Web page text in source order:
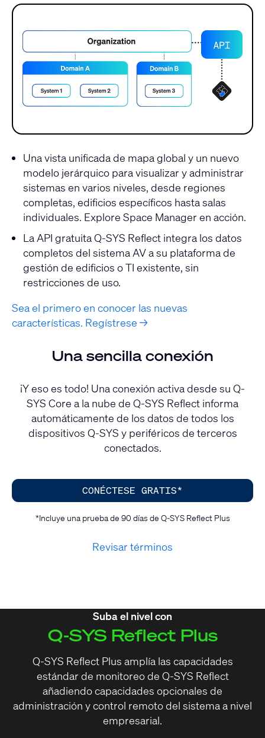
Una vista unificada de mapa global y un nuevo
modelo jerárquico para visualizar y administrar
sistemas en varios niveles, desde regiones
completas, edificios específicos hasta salas
individuales. Explore Space Manager en acción.
La API gratuita Q-SYS Reflect integra los datos
completos del sistema AV a su plataforma de
gestión de edificios o TI existente, sin
restricciones de uso.
Sea el primero en conocer las nuevas
características. Regístrese →
Una sencilla conexión
¡Y eso es todo! Una conexión activa desde su Q-
SYS Core a la nube de Q-SYS Reflect informa
automáticamente de los datos de todos los
dispositivos Q-SYS y periféricos de terceros
conectados.
CONÉCTESE GRATIS*
*Incluye una prueba de 90 días de Q-SYS Reflect Plus
Revisar términos
Suba el nivel con
Q-SYS Reflect Plus
Q-SYS Reflect Plus amplía las capacidades
estándar de monitoreo de Q-SYS Reflect
añadiendo capacidades opcionales de
administración y control remoto del sistema a nivel
empresarial.